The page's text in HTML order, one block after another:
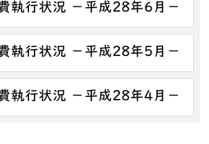
執行状況 －平成28年6月－
執行状況 －平成28年5月－
執行状況 －平成28年4月－